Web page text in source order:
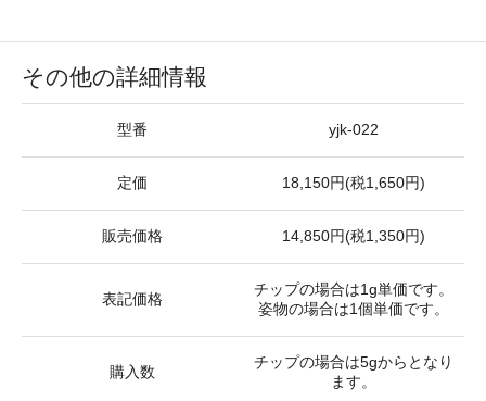
その他の詳細情報
型番 yjk-022
定価 18,150円(税1,650円)
販売価格 14,850円(税1,350円)
表記価格
チップの場合は1g単価です。
姿物の場合は1個単価です。
購入数
チップの場合は5gからとなり
ます。